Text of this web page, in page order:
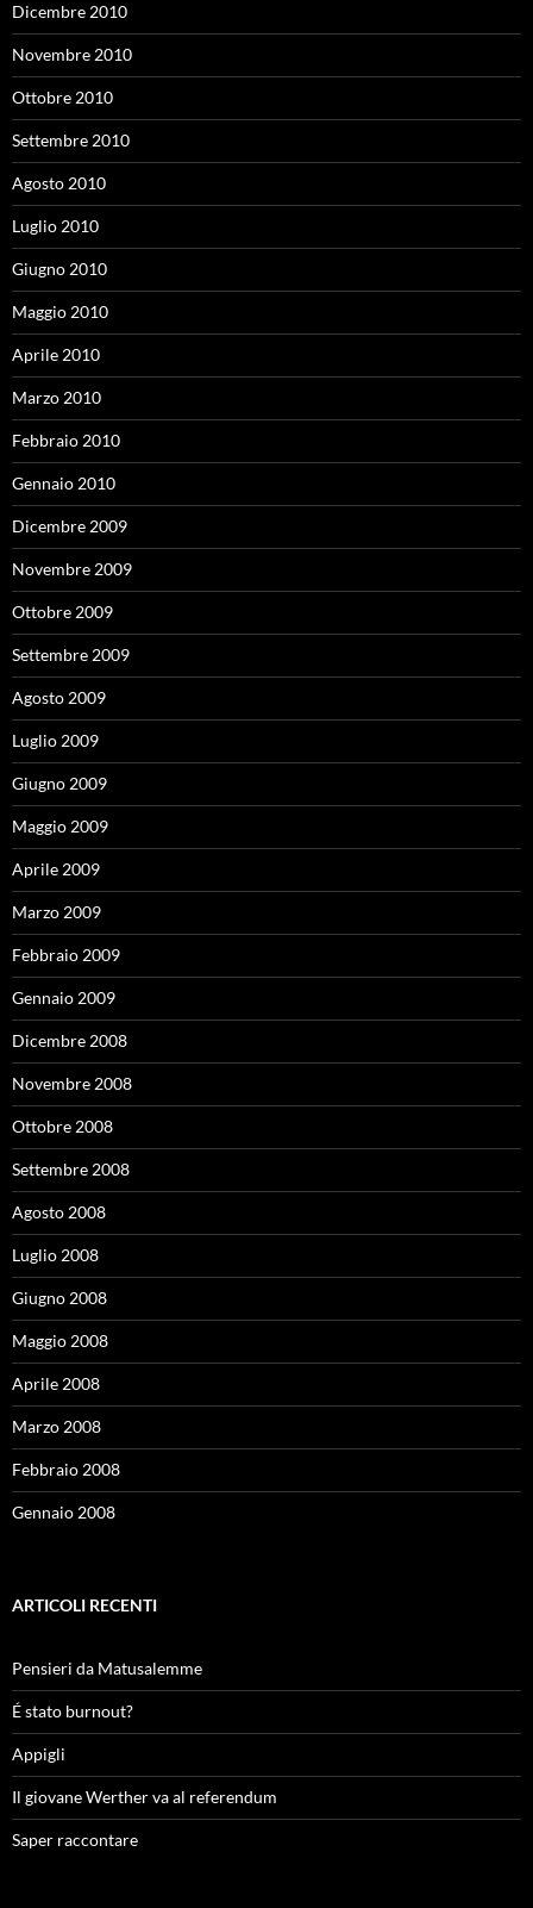
Dicembre 2010
Novembre 2010
Ottobre 2010
Settembre 2010
Agosto 2010
Luglio 2010
Giugno 2010
Maggio 2010
Aprile 2010
Marzo 2010
Febbraio 2010
Gennaio 2010
Dicembre 2009
Novembre 2009
Ottobre 2009
Settembre 2009
Agosto 2009
Luglio 2009
Giugno 2009
Maggio 2009
Aprile 2009
Marzo 2009
Febbraio 2009
Gennaio 2009
Dicembre 2008
Novembre 2008
Ottobre 2008
Settembre 2008
Agosto 2008
Luglio 2008
Giugno 2008
Maggio 2008
Aprile 2008
Marzo 2008
Febbraio 2008
Gennaio 2008
ARTICOLI RECENTI
Pensieri da Matusalemme
É stato burnout?
Appigli
Il giovane Werther va al referendum
Saper raccontare